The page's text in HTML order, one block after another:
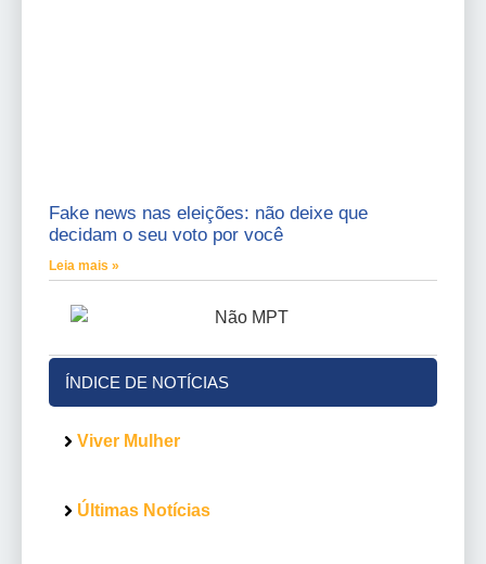
Fake news nas eleições: não deixe que
decidam o seu voto por você
Leia mais »
ÍNDICE DE NOTÍCIAS
Viver Mulher
Últimas Notícias